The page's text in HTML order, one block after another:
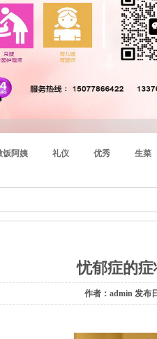
饭阿姨 礼仪 优秀 生菜
忧郁症的
作者：admin 发布